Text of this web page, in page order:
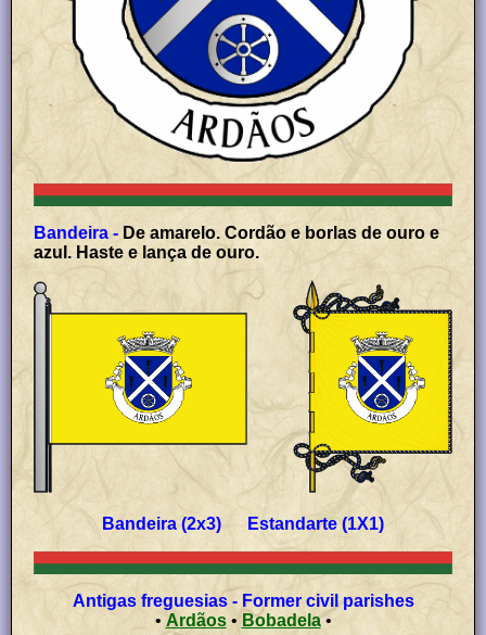
Bandeira - De amarelo. Cordão e borlas de ouro e
azul. Haste e lança de ouro.
Bandeira (2x3) Estandarte (1X1)
Antigas freguesias - Former civil parishes
• Ardãos• Bobadela•